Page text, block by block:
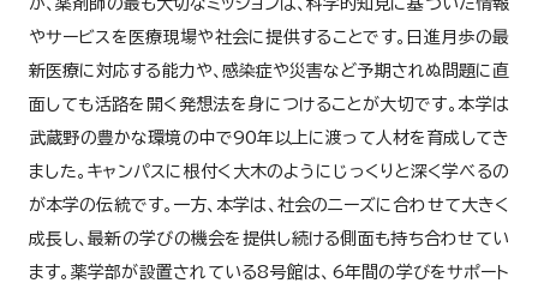
が、薬剤師の最も大切なミッションは、科学的知見に基づいた情報
やサービスを医療現場や社会に提供することです。日進月歩の最
新医療に対応する能力や、感染症や災害など予期されぬ問題に直
面しても活路を開く発想法を身につけることが大切です。本学は
武蔵野の豊かな環境の中で90年以上に渡って人材を育成してき
ました。キャンパスに根付く大木のようにじっくりと深く学べるの
が本学の伝統です。一方、本学は、社会のニーズに合わせて大きく
成長し、最新の学びの機会を提供し続ける側面も持ち合わせてい
ます。薬学部が設置されている8号館は、6年間の学びをサポート